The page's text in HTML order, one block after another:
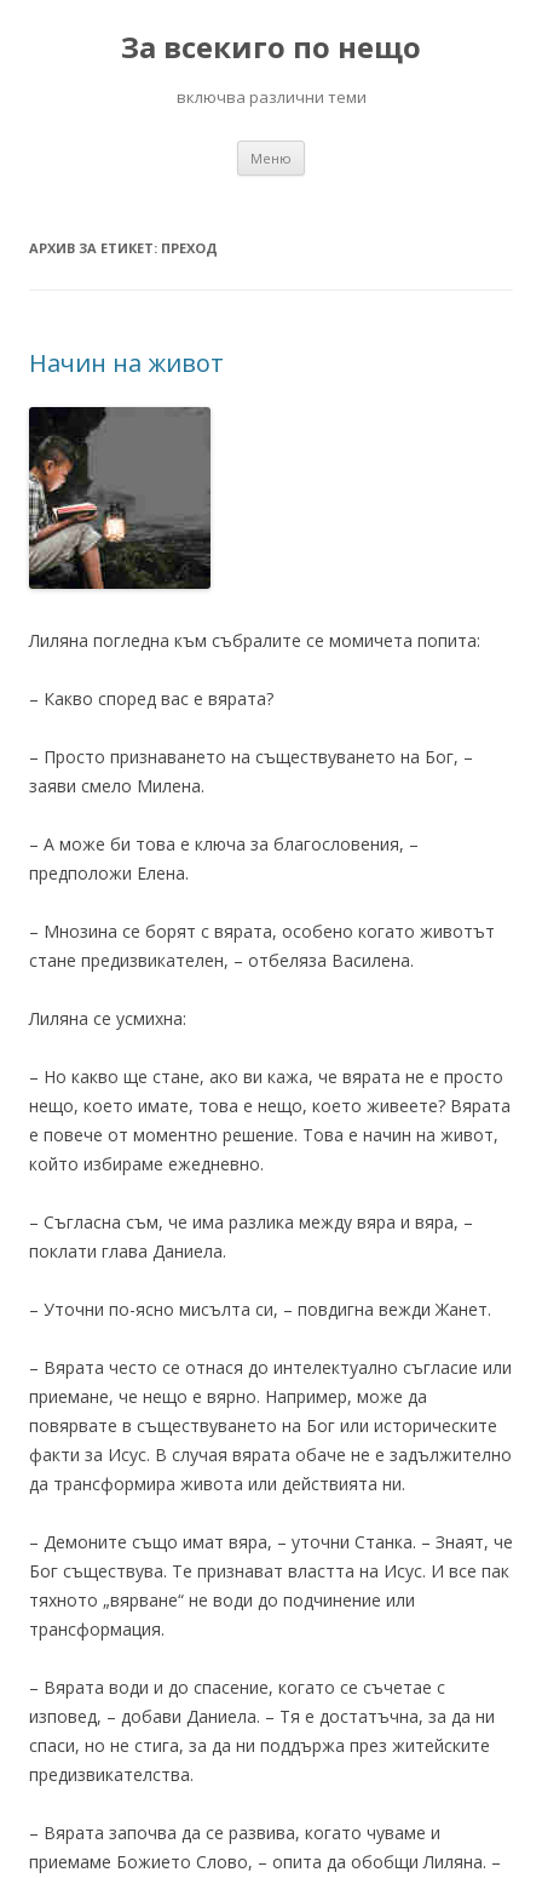
За всекиго по нещо
включва различни теми
Меню
АРХИВ ЗА ЕТИКЕТ: ПРЕХОД
Начин на живот
Лиляна погледна към събралите се момичета попита:
– Какво според вас е вярата?
– Просто признаването на съществуването на Бог, –
заяви смело Милена.
– А може би това е ключа за благословения, –
предположи Елена.
– Мнозина се борят с вярата, особено когато животът
стане предизвикателен, – отбеляза Василена.
Лиляна се усмихна:
– Но какво ще стане, ако ви кажа, че вярата не е просто
нещо, което имате, това е нещо, което живеете? Вярата
е повече от моментно решение. Това е начин на живот,
който избираме ежедневно.
– Съгласна съм, че има разлика между вяра и вяра, –
поклати глава Даниела.
– Уточни по-ясно мисълта си, – повдигна вежди Жанет.
– Вярата често се отнася до интелектуално съгласие или
приемане, че нещо е вярно. Например, може да
повярвате в съществуването на Бог или историческите
факти за Исус. В случая вярата обаче не е задължително
да трансформира живота или действията ни.
– Демоните също имат вяра, – уточни Станка. – Знаят, че
Бог съществува. Те признават властта на Исус. И все пак
тяхното „вярване“ не води до подчинение или
трансформация.
– Вярата води и до спасение, когато се съчетае с
изповед, – добави Даниела. – Тя е достатъчна, за да ни
спаси, но не стига, за да ни поддържа през житейските
предизвикателства.
– Вярата започва да се развива, когато чуваме и
приемаме Божието Слово, – опита да обобщи Лиляна. –